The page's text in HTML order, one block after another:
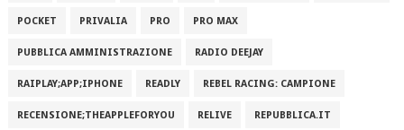
POCKET PRIVALIA PRO PRO MAX
PUBBLICA AMMINISTRAZIONE RADIO DEEJAY
RAIPLAY;APP;IPHONE READLY REBEL RACING: CAMPIONE
RECENSIONE;THEAPPLEFORYOU RELIVE REPUBBLICA.IT